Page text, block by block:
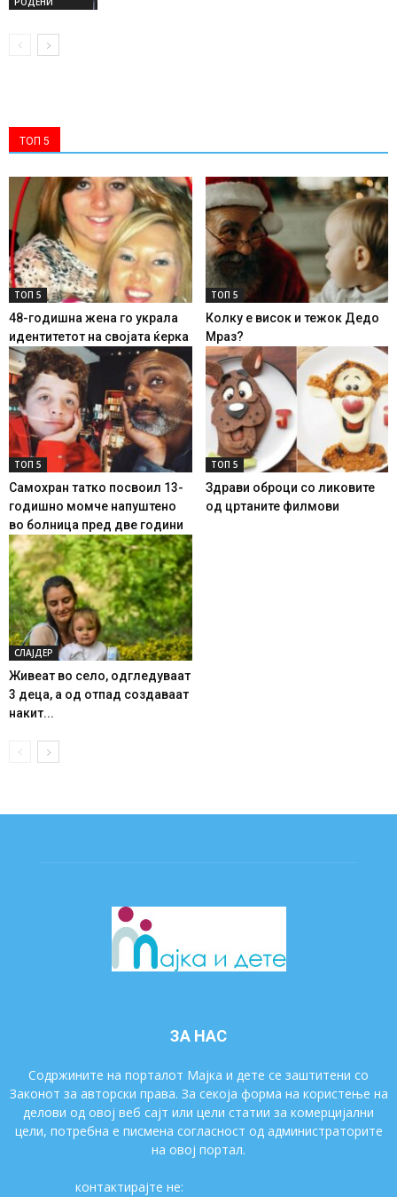
ТОП 5
ТОП 5
48-годишна жена го украла
идентитетот на својата ќерка
ТОП 5
Колку е висок и тежок Дедо
Мраз?
ТОП 5
Самохран татко посвоил 13-
годишно момче напуштено
во болница пред две години
ТОП 5
Здрави оброци со ликовите
од цртаните филмови
СЛАЈДЕР
Живеат во село, одгледуваат
3 деца, а од отпад создаваат
накит...
ЗА НАС
Содржините на порталот Мајка и дете се заштитени со
Законот за авторски права. За секоја форма на користење на
делови од овој веб сајт или цели статии за комерцијални
цели, потребна е писмена согласност од администраторите
на овој портал.
контактирајте не: